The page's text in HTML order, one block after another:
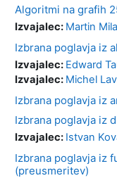
Algoritmi na grafih
Izvajalec: Martin
Izbrana poglavja iz
Izvajalec: Edward
Izvajalec: Michel
Izbrana poglavja iz
Izbrana poglavja iz
Izvajalec: Istvan
Izbrana poglavja iz
(preusmeritev)